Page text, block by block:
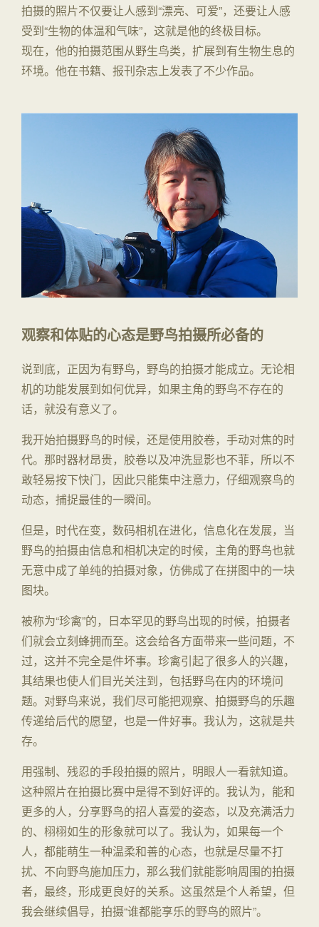
拍摄的照片不仅要让人感到“漂亮、可爱”，还要让人感
受到“生物的体温和气味”，这就是他的终极目标。
现在，他的拍摄范围从野生鸟类，扩展到有生物生息的
环境。他在书籍、报刊杂志上发表了不少作品。
观察和体贴的心态是野鸟拍摄所必备的
说到底，正因为有野鸟，野鸟的拍摄才能成立。无论相
机的功能发展到如何优异，如果主角的野鸟不存在的
话，就没有意义了。
我开始拍摄野鸟的时候，还是使用胶卷，手动对焦的时
代。那时器材昂贵，胶卷以及冲洗显影也不菲，所以不
敢轻易按下快门，因此只能集中注意力，仔细观察鸟的
动态，捕捉最佳的一瞬间。
但是，时代在变，数码相机在进化，信息化在发展，当
野鸟的拍摄由信息和相机决定的时候，主角的野鸟也就
无意中成了单纯的拍摄对象，仿佛成了在拼图中的一块
图块。
被称为“珍禽”的，日本罕见的野鸟出现的时候，拍摄者
们就会立刻蜂拥而至。这会给各方面带来一些问题，不
过，这并不完全是件坏事。珍禽引起了很多人的兴趣，
其结果也使人们目光关注到，包括野鸟在内的环境问
题。对野鸟来说，我们尽可能把观察、拍摄野鸟的乐趣
传递给后代的愿望，也是一件好事。我认为，这就是共
存。
用强制、残忍的手段拍摄的照片，明眼人一看就知道。
这种照片在拍摄比赛中是得不到好评的。我认为，能和
更多的人，分享野鸟的招人喜爱的姿态，以及充满活力
的、栩栩如生的形象就可以了。我认为，如果每一个
人，都能萌生一种温柔和善的心态，也就是尽量不打
扰、不向野鸟施加压力，那么我们就能影响周围的拍摄
者，最终，形成更良好的关系。这虽然是个人希望，但
我会继续倡导，拍摄“谁都能享乐的野鸟的照片”。